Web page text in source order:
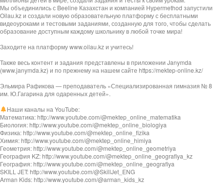
Мы объединились с Beeline Казахстан и компанией Hypermethod запустили
Oilau.kz и создали новую образовательную платформу с бесплатными
видеоуроками и тестовыми заданиями, созданную для того, чтобы сделать
образование доступным каждому школьнику в любой точке мира!
Заходите на платформу www.oilau.kz и учитесь!
Также весь контент и задания представлены в приложении Janymda
(www.janymda.kz) и по прежнему на нашем сайте https://mektep-online.kz/
Эльмира Рафикова — преподаватель «Специализированная гимназия № 8
им. Ю.Гагарина для одаренных детей».
Наши каналы на YouTube:
Математика: http://www.youtube.com/@mektep_online_matematika
Биология: http://www.youtube.com/@mektep_online_biologiya
Физика: http://www.youtube.com/@mektep_online_fizika
Химия: http://www.youtube.com/@mektep_online_himiya
Геометрия: http://www.youtube.com/@mektep_online_geometriya
География KZ: http://www.youtube.com/@mektep_online_geografiya_kz
География: http://www.youtube.com/@mektep_online_geografiya
SKILL JET: http://www.youtube.com/@SkillJet_ENG
Arman Kids: http://www.youtube.com/@arman_kids_kz